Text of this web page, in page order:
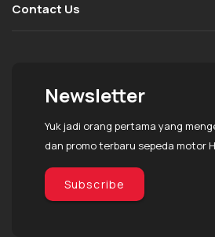
Contact Us
Newsletter
Yuk jadi orang pertama yang
dan promo terbaru sepeda motor
Subscribe